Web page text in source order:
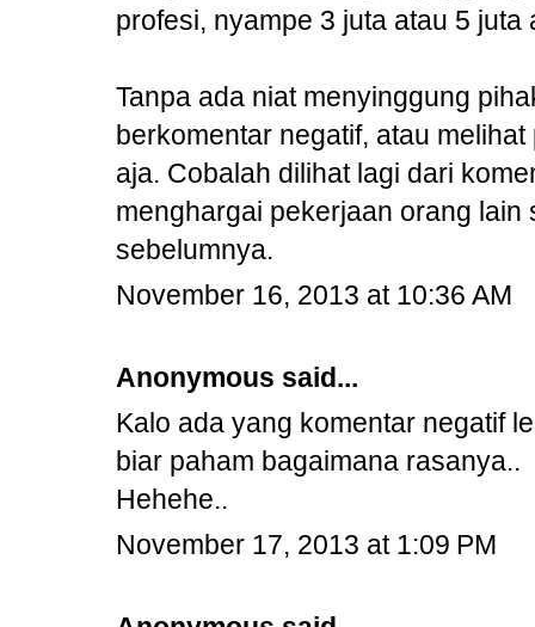
profesi, nyampe 3 juta atau 5 juta
Tanpa ada niat menyinggung
berkomentar negatif, atau
aja. Cobalah dilihat lagi dari
menghargai pekerjaan orang lain
sebelumnya.
November 16, 2013 at 10:36 AM
Anonymous said...
Kalo ada yang komentar negatif
biar paham bagaimana rasanya..
Hehehe..
November 17, 2013 at 1:09 PM